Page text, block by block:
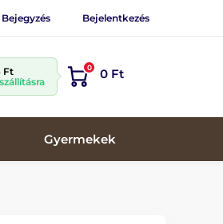
Bejegyzés Bejelentkezés
Ft
0 0 Ft
Gyermekek